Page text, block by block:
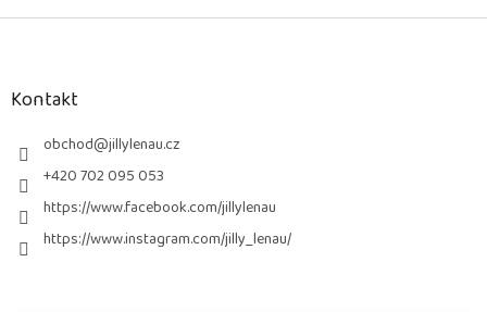
Z
Kontakt
obchod@jillylenau.cz
+420 702 095 053
https://www.facebook.com/jillylenau
https://www.instagram.com/jilly_lenau/